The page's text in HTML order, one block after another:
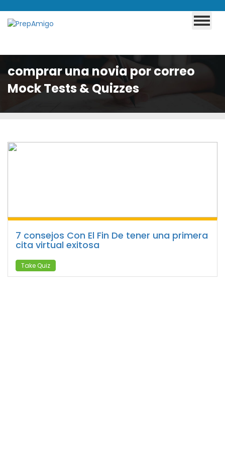
comprar una novia por correo
Mock Tests & Quizzes
7 consejos Con El Fin De tener una primera
cita virtual exitosa
Take Quiz